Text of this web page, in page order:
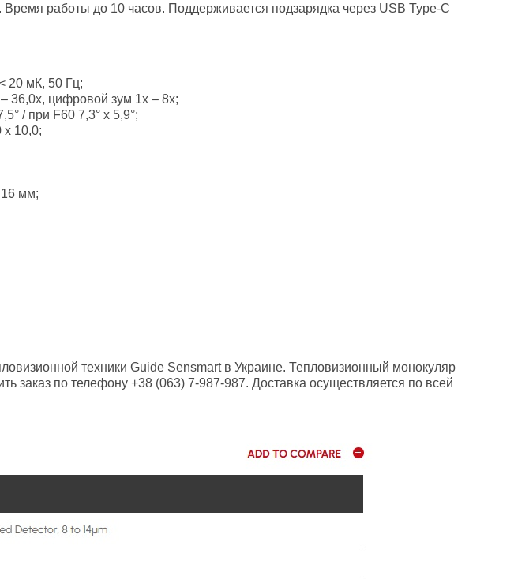
работы до 10 часов. Поддерживается подзарядка через USB Type-C
20 мК, 50 Гц;
36,0x, цифровой зум 1х – 8х;
/ при F60 7,3° х 5,9°;
10,0;
16 мм;
техники Guide Sensmart в Украине. Тепловизионный монокуляр
заказ по телефону +38 (063) 7-987-987. Доставка осуществляется по всей